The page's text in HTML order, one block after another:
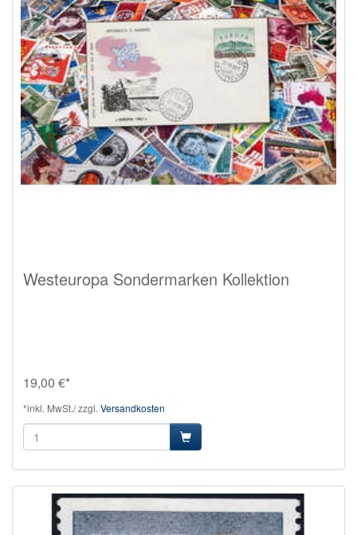
Westeuropa Sondermarken Kollektion
19,00 €*
*inkl. MwSt./ zzgl. Versandkosten